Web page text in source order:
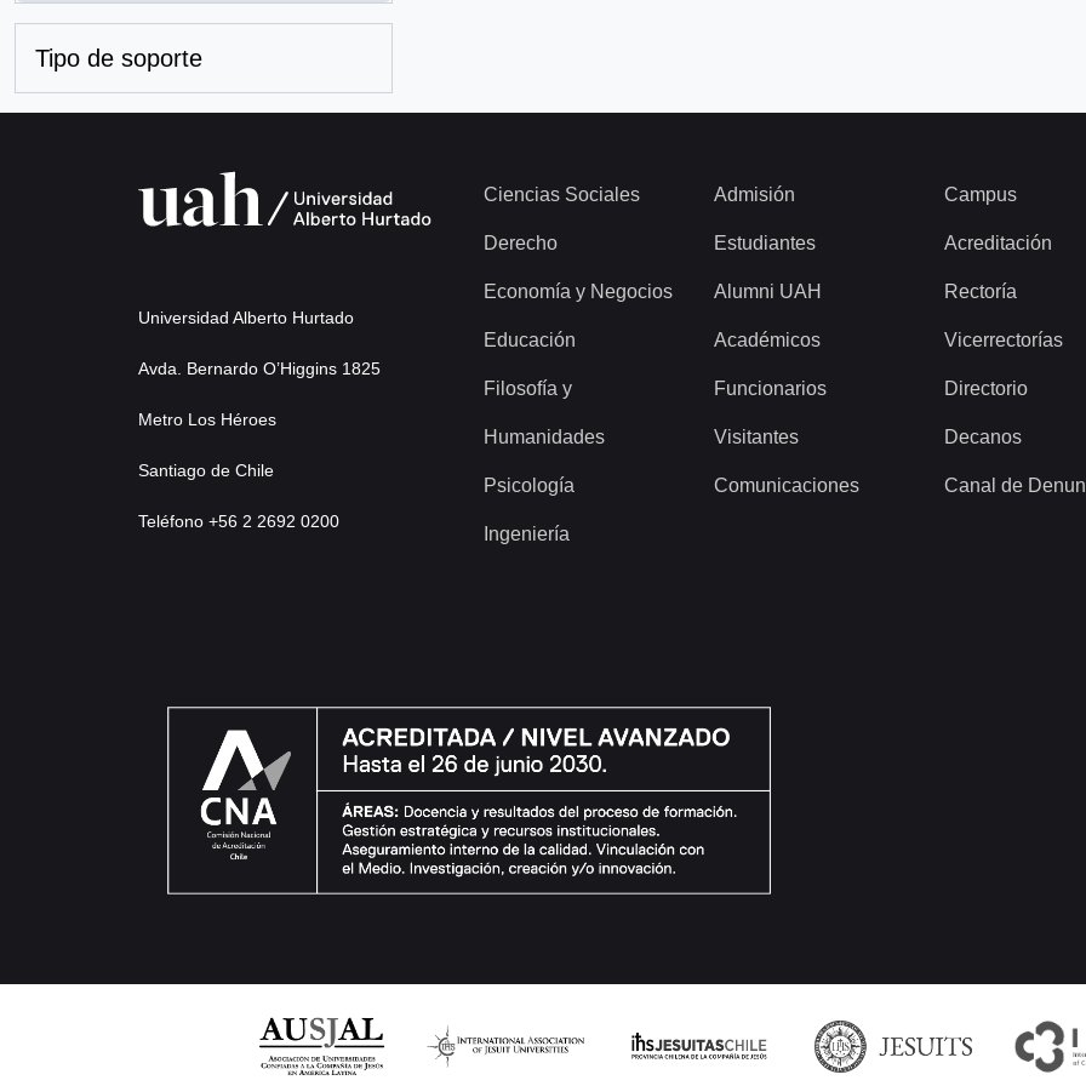
Tipo de soporte
Universidad Alberto Hurtado
Avda. Bernardo O’Higgins 1825
Metro Los Héroes
Santiago de Chile
Teléfono +56 2 2692 0200
Ciencias Sociales
Derecho
Economía y Negocios
Educación
Filosofía y
Humanidades
Psicología
Ingeniería
Admisión
Estudiantes
Alumni UAH
Académicos
Funcionarios
Visitantes
Comunicaciones
Campus
Acreditación
Rectoría
Vicerrectorías
Directorio
Decanos
Canal de